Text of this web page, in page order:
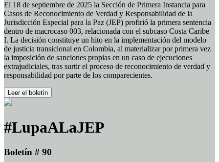
El 18 de septiembre de 2025 la Sección de Primera Instancia para
Casos de Reconocimiento de Verdad y Responsabilidad de la
Jurisdicción Especial para la Paz (JEP) profirió la primera sentencia
dentro de macrocaso 003, relacionada con el subcaso Costa Caribe
I. La decisión constituye un hito en la implementación del modelo
de justicia transicional en Colombia, al materializar por primera vez
la imposición de sanciones propias en un caso de ejecuciones
extrajudiciales, tras surtir el proceso de reconocimiento de verdad y
responsabilidad por parte de los comparecientes.
Leer el boletín
#LupaALaJEP
Boletín # 90